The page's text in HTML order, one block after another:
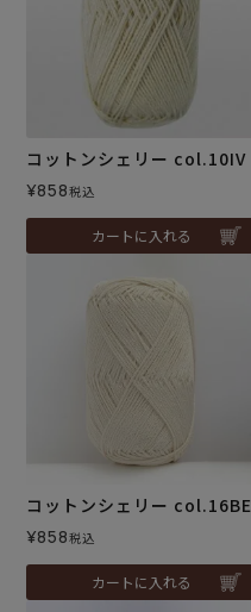
コットンシェリー col.10IV
¥858税込
カートに入れる
コットンシェリー col.16BE
¥858税込
カートに入れる